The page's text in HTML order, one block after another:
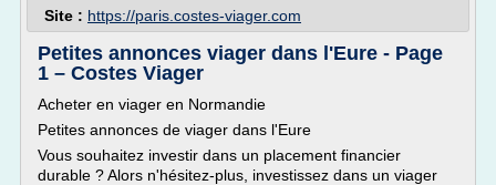
Site : https://paris.costes-viager.com
Petites annonces viager dans l'Eure - Page
1 – Costes Viager
Acheter en viager en Normandie
Petites annonces de viager dans l'Eure
Vous souhaitez investir dans un placement financier
durable ? Alors n'hésitez-plus, investissez dans un viager